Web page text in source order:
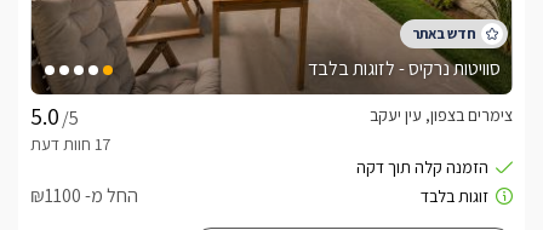
סוויטות נרקיס - לזוגות בלבד
/5
צימרים בצפון, עין יעקב
החל מ- ₪1100